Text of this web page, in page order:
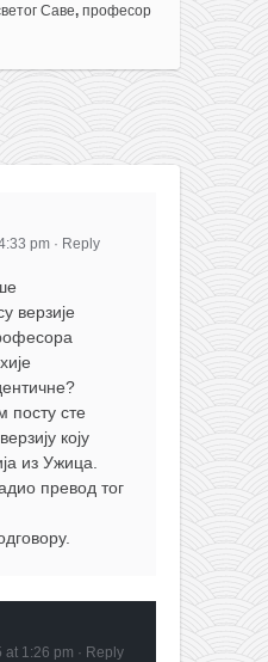
Саве, професор
pm · Reply
верзије
посту сте
коју
из Ужица.
превод тог
at 1:26 pm · Reply